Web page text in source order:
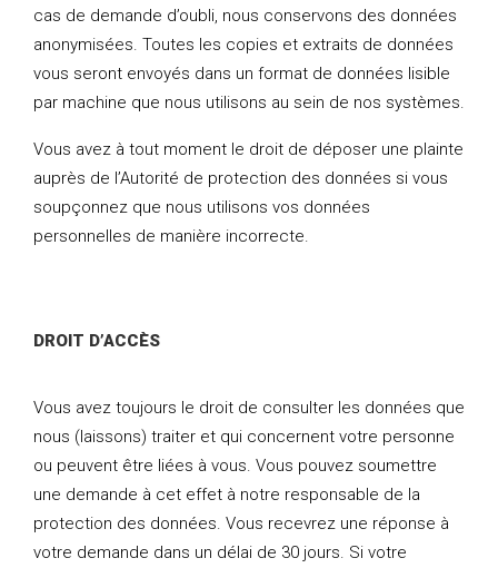
cas de demande d’oubli, nous conservons des données
anonymisées. Toutes les copies et extraits de données
vous seront envoyés dans un format de données lisible
par machine que nous utilisons au sein de nos systèmes.
Vous avez à tout moment le droit de déposer une plainte
auprès de l’Autorité de protection des données si vous
soupçonnez que nous utilisons vos données
personnelles de manière incorrecte.
DROIT D’ACCÈS
Vous avez toujours le droit de consulter les données que
nous (laissons) traiter et qui concernent votre personne
ou peuvent être liées à vous. Vous pouvez soumettre
une demande à cet effet à notre responsable de la
protection des données. Vous recevrez une réponse à
votre demande dans un délai de 30 jours. Si votre